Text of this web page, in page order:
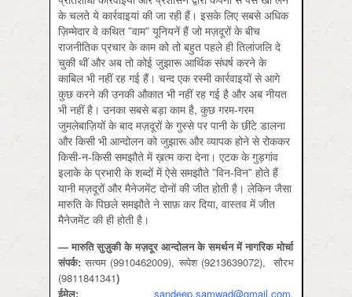
के चलते ये कार्रवाइयां की जा रही हैं। इसके लिए सबसे अधिक
ज़ि‍म्‍मेदार वे कथित ”वाम” यूनियनें हैं जो मज़दूरों के बीच
राजनीतिक प्रचार के काम को तो बहुत पहले ही तिलांजलि दे
चुकी थीं और अब तो कोई जुझारू आर्थिक संघर्ष करने के
काबिल भी नहीं रह गई हैं। चन्‍द एक रस्‍मी कार्रवाइयों से आगे
कुछ करने की उनकी औकात भी नहीं रह गई है और अब नीयत
भी नहीं है। उनका सबसे बड़ा काम है, कुछ गरम-गरम
जुमलेबाज़ि‍यों के बाद मज़दूरों के गुस्‍से पर पानी के छींटे डालना
और किसी भी आन्‍दोलन को जुझारू और व्‍यापक होने से रोककर
किसी-न-किसी समझौते में ख़त्‍म करा देना। एटक के गुड़गांव
इलाके के प्रभारी के शब्‍दों में ऐसे समझौते ”विन-विन” होते हैं
यानी मज़दूरों और मैनेजमेंट दोनों की जीत होती है। लेकिन जैसा
मारुति के पिछले समझौते ने साफ़ कर दिया, वास्‍तव में जीत
मैनेजमेंट की ही होती है।
— मारुति सुज़ुकी के मज़दूर आन्‍दोलन के समर्थन में नागरिक मोर्चा
संपर्क:सत्‍यम (9910462009), रूपेश (9213639072), सौरभ
(9811841341)
ईमेल: sandeep.samwad@gmail.com,